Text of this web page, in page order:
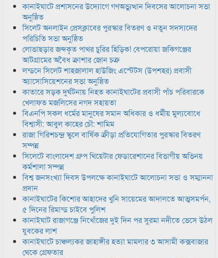
কানাইঘাটে প্রশাসনের উদ্যোগে গণঅভ্যুত্থান দিবসের আলোচনা সভা
অনুষ্ঠিত
সিলেট অনলাইন প্রেসক্লাবের পুরস্কার বিতরণ ও নতুন সদস্যদের
পরিচিতি সভা অনুষ্ঠিত
লোভাছড়ার জব্দকৃত পাথর চুরির হিড়িক! বেপরোয়া জকিগঞ্জের
আটগ্রামের অবৈধ ক্রাশার জোন চক্র
লন্ডনে সিলেট শাহজালাল হাউজিং এস্টেটস (উপশহর) প্রবাসী
অ্যাসোসিয়েশনের সভা অনুষ্ঠিত
কাতারে সড়ক দুর্ঘটনায় নিহত কানাইঘাটের প্রবাসী পাঁচ পরিবারকে
খেলাফত মজলিসের নগদ সহায়তা
বিএনপি সকল ধর্মের মানুষের সমান অধিকার ও ধর্মীয় মুল্যবোধে
বিশ্বাসী: আবুল কাহের চৌ: শামিম
রাজা গিরিশচন্দ্র স্কুলে বার্ষিক ক্রীড়া প্রতিযোগিতার পুরস্কার বিতরণ
সম্পন্ন
সিলেটে বাংলাদেশ গ্রুপ থিয়েটার ফেডারেশানের বিভাগীয় অভিনয়
কর্মশালা সম্পন্ন
বিশ্ব জনসংখ্যা দিবস উপলক্ষে কানাইঘাটে আলোচনা সভা ও সম্মাননা
প্রদান
কানাইঘাটের কিশোর আহাদের খুনি সায়েমের আদালতে আত্মসমর্পন,
৫ দিনের রিমান্ড চাইবে পুলিশ
কানাইঘাট রাজাগঞ্জে নিখোঁজের দুই দিন পর সুরমা নদীতে ভেসে উঠল
যুবকের লাশ
কানাইঘাটে চাঞ্চল্যকর জাহাঙ্গীর হত্যা মামলার ৩ আসামী কক্সবাজার
থেকে গ্রেফতার